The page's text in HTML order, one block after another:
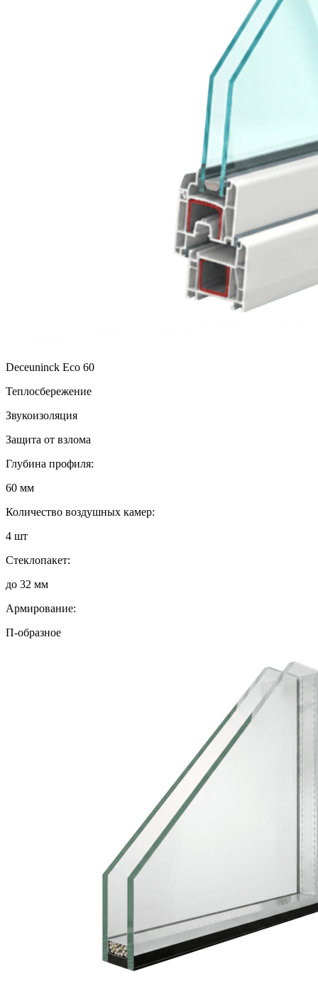
Deceuninck Eco 60
Теплосбережение
Звукоизоляция
Защита от взлома
Глубина профиля:
60 мм
Количество воздушных камер:
4 шт
Стеклопакет:
до 32 мм
Армирование:
П-образное